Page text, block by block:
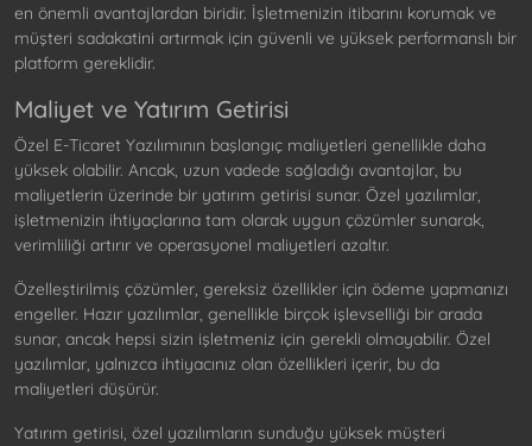
en önemli avantajlardan biridir. İşletmenizin itibarını korumak ve
müşteri sadakatini artırmak için güvenli ve yüksek performanslı bir
platform gereklidir.
Maliyet ve Yatırım Getirisi
Özel E-Ticaret Yazılımının başlangıç maliyetleri genellikle daha
yüksek olabilir. Ancak, uzun vadede sağladığı avantajlar, bu
maliyetlerin üzerinde bir yatırım getirisi sunar. Özel yazılımlar,
işletmenizin ihtiyaçlarına tam olarak uygun çözümler sunarak,
verimliliği artırır ve operasyonel maliyetleri azaltır.
Özelleştirilmiş çözümler, gereksiz özellikler için ödeme yapmanızı
engeller. Hazır yazılımlar, genellikle birçok işlevselliği bir arada
sunar, ancak hepsi sizin işletmeniz için gerekli olmayabilir. Özel
yazılımlar, yalnızca ihtiyacınız olan özellikleri içerir, bu da
maliyetleri düşürür.
Yatırım getirisi, özel yazılımların sunduğu yüksek müşteri